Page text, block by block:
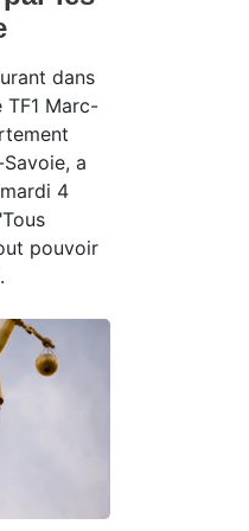
dans
TF1 Marc-
a
4
pouvoir